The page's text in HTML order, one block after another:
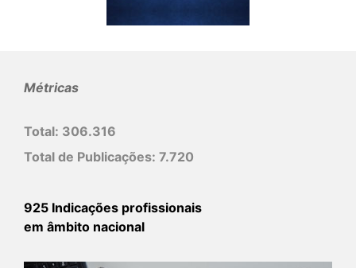
Métricas
Total: 306.316
Total de Publicações: 7.720
925 Indicações profissionais
em âmbito nacional